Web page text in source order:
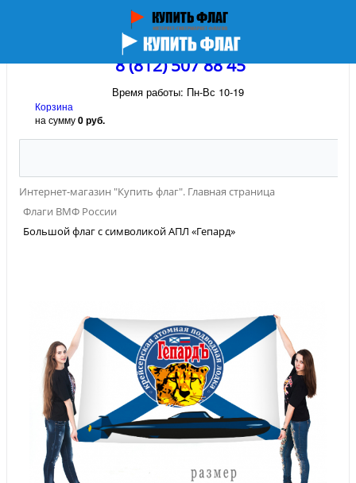
8 (812) 507 88 45
Время работы: Пн-Вс 10-19
Корзина
на сумму0 руб.
Интернет-магазин "Купить флаг". Главная страница
Флаги ВМФ России
Большой флаг с символикой АПЛ «Гепард»